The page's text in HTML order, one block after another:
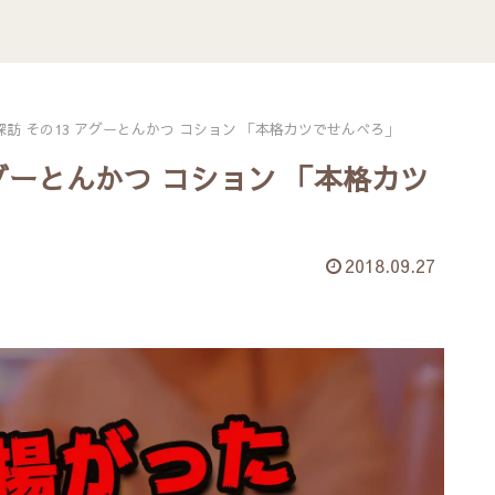
訪 その13 アグーとんかつ コション 「本格カツでせんべろ」
とんかつ コション 「本格カツ
2018.09.27